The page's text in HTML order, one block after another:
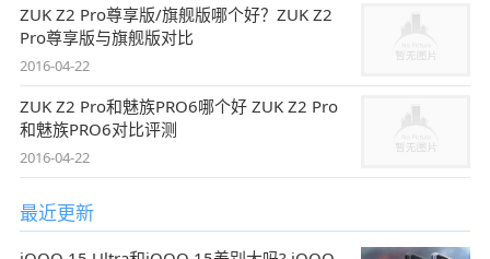
ZUK Z2 Pro尊享版/旗舰版哪个好？ZUK Z2
Pro尊享版与旗舰版对比
2016-04-22
ZUK Z2 Pro和魅族PRO6哪个好 ZUK Z2 Pro
和魅族PRO6对比评测
2016-04-22
最近更新